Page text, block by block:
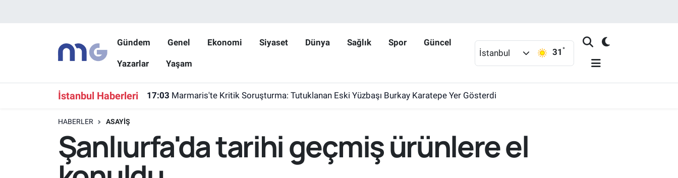
Gündem Genel Ekonomi Siyaset Dünya Sağlık Spor Güncel
Yazarlar Yaşam
İstanbul 31 °
İstanbul Haberleri 17:03 Marmaris'te Kritik Soruşturma: Tutuklanan Eski Yüzbaşı Burkay Karatepe Yer Gösterdi
HABERLER ASAYIŞ
Şanlıurfa'da tarihi geçmiş ürünlere el
Hava Durumu
İstanbul Namaz Vakitleri
Süper Lig Puan Durumu ve Fikstür
Tüm Manşetler